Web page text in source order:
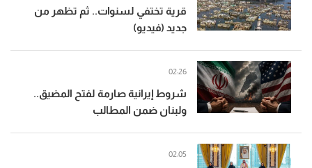
قرية تختفي لسنوات.. ثم تظهر من
جديد (فيديو)
شروط إيرانية صارمة لفتح المضيق..
ولبنان ضمن المطالب
02:26
02:05